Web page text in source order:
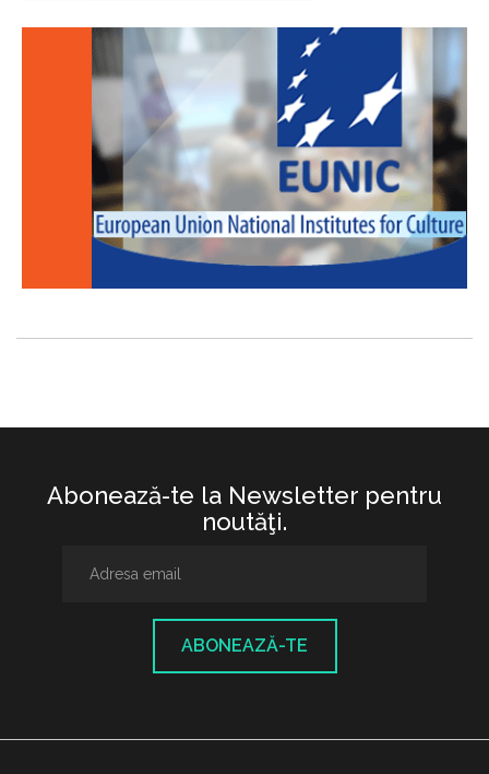
Abonează-te la Newsletter pentru
noutăţi.
ABONEAZĂ-TE